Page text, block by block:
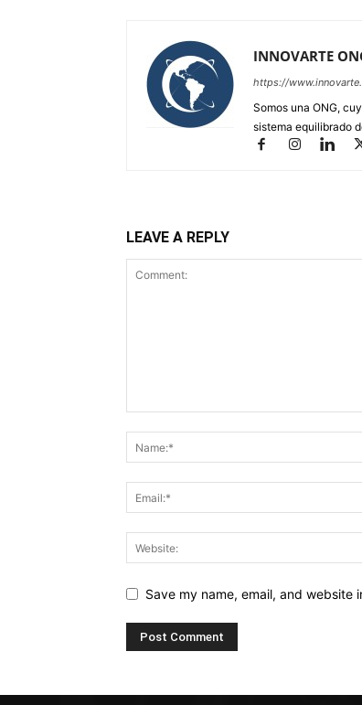
INNOVARTE
https://
Somos una ONG,
sistema equilibrado
LEAVE A REPLY
Save my name, email, and